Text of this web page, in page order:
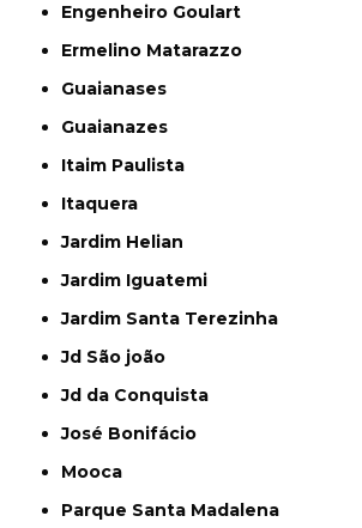
Engenheiro Goulart
Ermelino Matarazzo
Guaianases
Guaianazes
Itaim Paulista
Itaquera
Jardim Helian
Jardim Iguatemi
Jardim Santa Terezinha
Jd São joão
Jd da Conquista
José Bonifácio
Mooca
Parque Santa Madalena